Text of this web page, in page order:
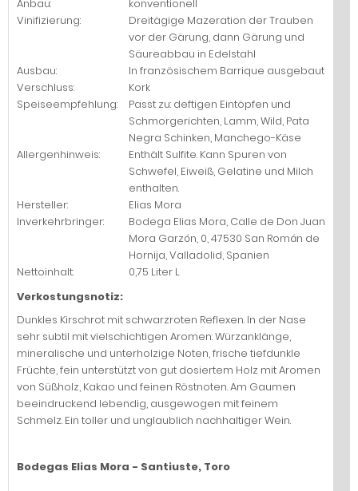
Anbau:
konventionell
Vinifizierung:
Dreitägige Mazeration der Trauben
vor der Gärung, dann Gärung und
Säureabbau in Edelstahl
Ausbau:
In französischem Barrique ausgebaut
Verschluss:
Kork
Speiseempfehlung:
Passt zu: deftigen Eintöpfen und
Schmorgerichten, Lamm, Wild, Pata
Negra Schinken, Manchego-Käse
Allergenhinweis:
Enthält Sulfite. Kann Spuren von
Schwefel, Eiweiß, Gelatine und Milch
enthalten.
Hersteller:
Elias Mora
Inverkehrbringer:
Bodega Elias Mora, Calle de Don Juan
Mora Garzón, 0, 47530 San Román de
Hornija, Valladolid, Spanien
Nettoinhalt:
0,75 Liter L
Verkostungsnotiz:
Dunkles Kirschrot mit schwarzroten Reflexen. In der Nase
sehr subtil mit vielschichtigen Aromen: Würzanklänge,
mineralische und unterholzige Noten, frische tiefdunkle
Früchte, fein unterstützt von gut dosiertem Holz mit Aromen
von Süßholz, Kakao und feinen Röstnoten. Am Gaumen
beeindruckend lebendig, ausgewogen mit feinem
Schmelz. Ein toller und unglaublich nachhaltiger Wein.
Bodegas Elias Mora - Santiuste, Toro